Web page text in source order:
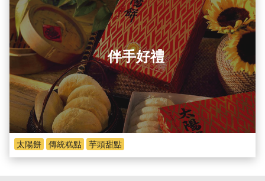
伴手好禮
太陽餅 傳統糕點 芋頭甜點